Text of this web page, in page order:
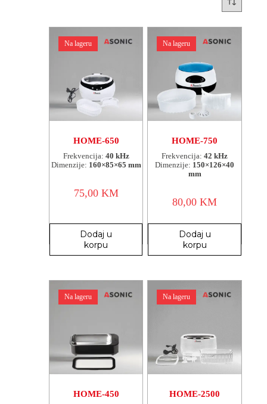
Na lageru
HOME-650
Frekvencija: 40 kHz
Dimenzije: 160×85×65 mm
75,00 KM
Dodaj u
korpu
Na lageru
HOME-750
Frekvencija: 42 kHz
Dimenzije: 150×126×40
mm
80,00KM
Dodaj u
korpu
Na lageru
HOME-450
Na lageru
HOME-2500